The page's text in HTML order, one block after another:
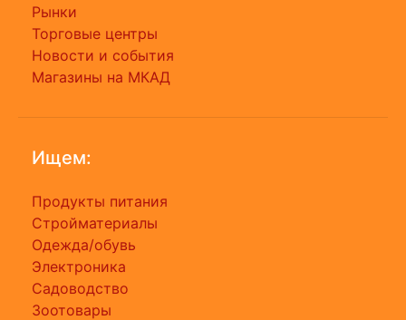
Рынки
Торговые центры
Новости и события
Магазины на МКАД
Ищем:
Продукты питания
Стройматериалы
Одежда/обувь
Электроника
Садоводство
Зоотовары